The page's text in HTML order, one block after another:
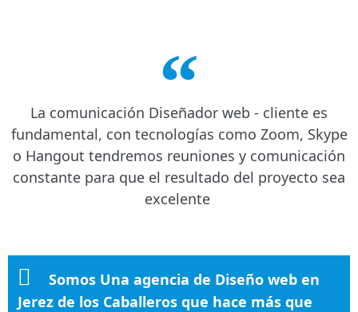
La comunicación Diseñador web - cliente es
fundamental, con tecnologías como Zoom, Skype
o Hangout tendremos reuniones y comunicación
constante para que el resultado del proyecto sea
excelente
Somos Una agencia de Diseño web en
Jerez de los Caballeros que hace más que